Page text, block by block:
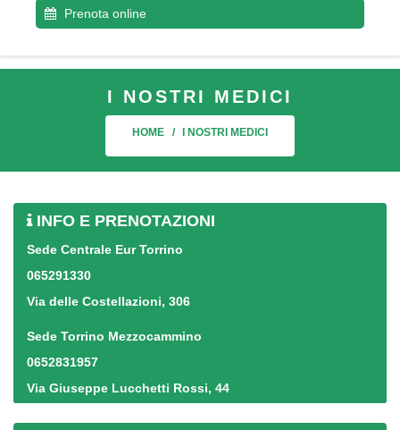
Prenota online
I NOSTRI MEDICI
HOME I NOSTRI MEDICI
INFO E PRENOTAZIONI
Sede Centrale Eur Torrino
065291330
Via delle Costellazioni, 306
Sede Torrino Mezzocammino
0652831957
Via Giuseppe Lucchetti Rossi, 44